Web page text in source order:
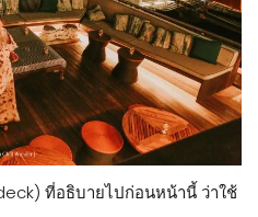
ที่อธิบายไปก่อนหน้านี้ ว่าใช้